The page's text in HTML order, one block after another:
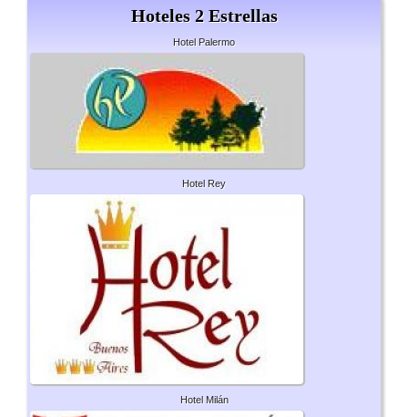
Hoteles 2 Estrellas
Hotel Palermo
Hotel Rey
Hotel Milán